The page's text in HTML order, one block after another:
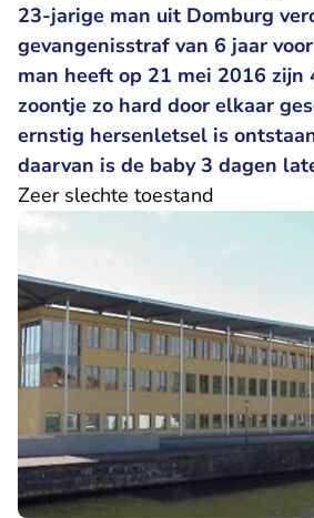
23-jarige man uit Domburg
gevangenisstraf van 6 jaar
man heeft op 21 mei 2016 zijn
zoontje zo hard door elkaar
ernstig hersenletsel is
daarvan is de baby 3 dagen
Zeer slechte toestand